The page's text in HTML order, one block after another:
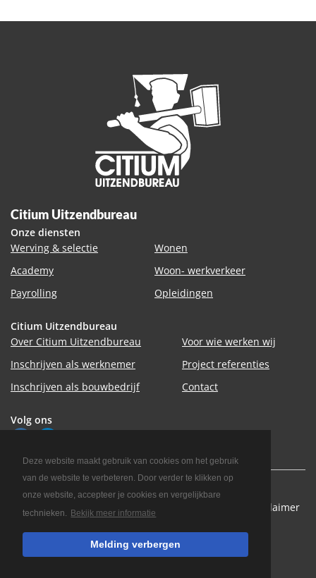
Deze website maakt gebruik van cookies om het gebruik
van de website te verbeteren. Door verder te klikken op
onze website, accepteer je cookies en vergelijkbare
technieken. Bekijk meer informatie
Melding verbergen
Citium Uitzendbureau
Onze diensten
Werving & selectie
Wonen
Academy
Woon- werkverkeer
Payrolling
Opleidingen
Citium Uitzendbureau
Over Citium Uitzendbureau
Voor wie werken wij
Inschrijven als werknemer
Project referenties
Inschrijven als bouwbedrijf
Contact
Volg ons
Copyright 2026 Citium Uitzendbureau
Algemene voorwaarden
Privacy statement
Disclaimer